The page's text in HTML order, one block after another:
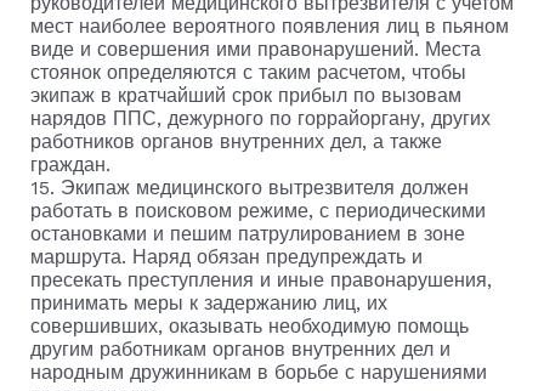
мест наиболее вероятного появления лиц в пьяном
виде и совершения ими правонарушений. Места
стоянок определяются с таким расчетом, чтобы
экипаж в кратчайший срок прибыл по вызовам
нарядов ППС, дежурного по горрайоргану, других
работников органов внутренних дел, а также
граждан.
15. Экипаж медицинского вытрезвителя должен
работать в поисковом режиме, с периодическими
остановками и пешим патрулированием в зоне
маршрута. Наряд обязан предупреждать и
пресекать преступления и иные правонарушения,
принимать меры к задержанию лиц, их
совершивших, оказывать необходимую помощь
другим работникам органов внутренних дел и
народным дружинникам в борьбе с нарушениями